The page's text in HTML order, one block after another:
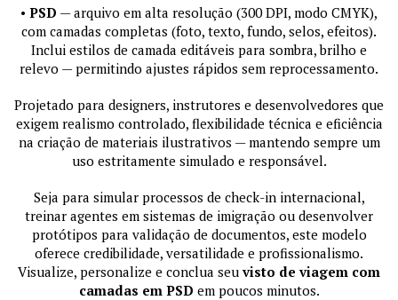
• PSD — arquivo em alta resolução (300 DPI, modo CMYK),
com camadas completas (foto, texto, fundo, selos, efeitos).
Inclui estilos de camada editáveis para sombra, brilho e
relevo — permitindo ajustes rápidos sem reprocessamento.
Projetado para designers, instrutores e desenvolvedores que
exigem realismo controlado, flexibilidade técnica e eficiência
na criação de materiais ilustrativos — mantendo sempre um
uso estritamente simulado e responsável.
Seja para simular processos de check-in internacional,
treinar agentes em sistemas de imigração ou desenvolver
protótipos para validação de documentos, este modelo
oferece credibilidade, versatilidade e profissionalismo.
Visualize, personalize e conclua seuvisto de viagem com
camadas em PSD em poucos minutos.